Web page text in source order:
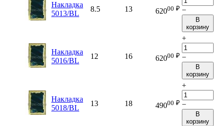
Накладка
5013/BL
8.5 13 62000 ₽ −
В
корзину
Накладка
5016/BL
12 16 62000 ₽
+
−
В
корзину
Накладка
5018/BL
13 18 49000 ₽
+
−
В
корзину